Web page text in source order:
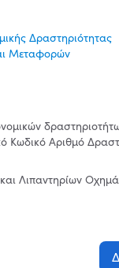
Δραστηριότητας
Μεταφορών
Κωδικό Αριθμό
Λιπαντηρίων